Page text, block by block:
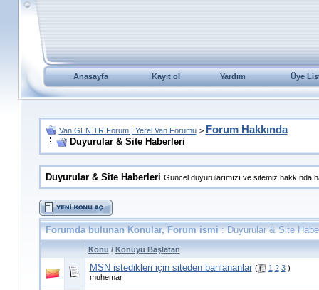
Anasayfa Kayıt ol Yardım Üye
Van.GEN.TR Forum | Yerel Van Forumu > Forum Hakkında
Duyurular & Site Haberleri
Duyurular & Site Haberleri Güncel duyurularımızı ve sitemiz hakkında
Forumda bulunan Konular, Forum ismi: Duyurular & Site
Konu / Konuyu Başlatan
MSN istedikleri için siteden banlananlar ( 1 2 3 )
muhemar